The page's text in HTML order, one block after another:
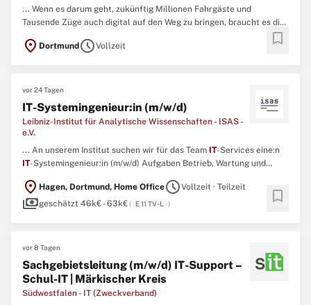
... Wenn es darum geht, zukünftig Millionen Fahrgäste und
Tausende Züge auch digital auf den Weg zu bringen, braucht es die
-Expert:innen. Über 10.000 haben wir schon, aber längst
nicht genug. ...
location_on Dortmund scheduleVollzeit bookmark
vor 24 Tagen
IT-Systemingenieur:in (m/w/d)
Leibniz-Institut für Analytische Wissenschaften - ISAS -
e.V.
... An unserem Institut suchen wir für das Team IT-Services eine:n
IT-Systemingenieur:in (m/w/d) Aufgaben Betrieb, Wartung und
gestützte KI-Umgebung Betrieb, Wartung und Weiterentwicklung
der eingesetzten Betriebssysteme, Verzeichnisdienste und Back-
location_on Hagen, Dortmund, Home OfficescheduleVollzeit · Teilzeit
paymentsgeschätzt 46k€ - 63k€( E 11 TV-L ) bookmark
vor 8 Tagen
Sachgebietsleitung (m/w/d) IT-Support –
Schul-IT | Märkischer Kreis
Südwestfalen - IT (Zweckverband)